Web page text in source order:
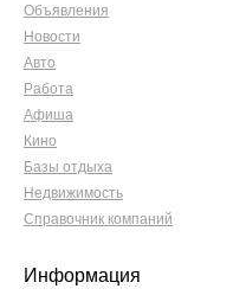
Объявления
Новости
Авто
Работа
Афиша
Кино
Базы отдыха
Недвижимость
Справочник компаний
Информация